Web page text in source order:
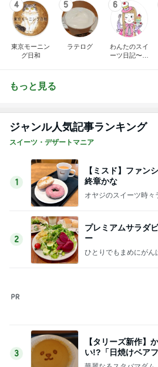
4
東京モーニン
グ日和
5
ラテログ
6
わんたのスイ
ーツ日記〜小
もっと見る
ジャンル人気記事ランキング
スイーツ・デザートマニア
1
【ミスド】ファン
終章かな
オヤジのスイーツ時々
2
プレミアムサラダ
ー
ひとりでもまめにがん
3
【タリーズ新作】
い!?「日焼けベア
ケーキ」を実食